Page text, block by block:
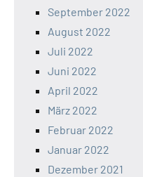
September 2022
August 2022
Juli 2022
Juni 2022
April 2022
März 2022
Februar 2022
Januar 2022
Dezember 2021